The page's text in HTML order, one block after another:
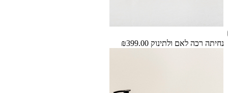
נחיתה רכה לאם ולתינוק ₪399.00